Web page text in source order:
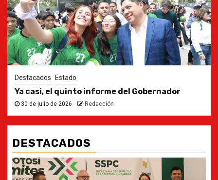
Destacados Estado
Ya casi, el quinto informe del Gobernador
30 de julio de 2026 Redacción
DESTACADOS